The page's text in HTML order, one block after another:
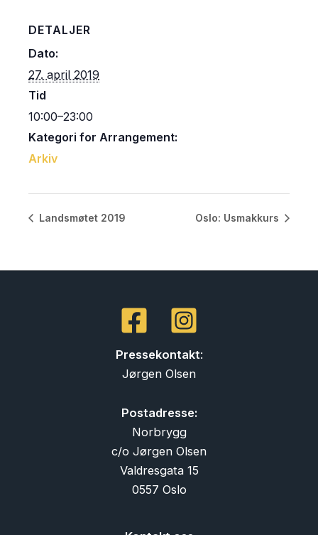
DETALJER
Dato:
27. april 2019
Tid
10:00–23:00
Kategori for Arrangement:
Arkiv
Landsmøtet 2019 Oslo: Usmakkurs
Pressekontakt:
Jørgen Olsen
Postadresse:
Norbrygg
c/o Jørgen Olsen
Valdresgata 15
0557 Oslo